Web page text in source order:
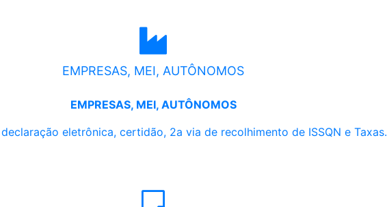
EMPRESAS, MEI, AUTÔNOMOS
EMPRESAS, MEI, AUTÔNOMOS
eletrônica, certidão, 2a via de recolhimento de ISSQN e Taxas.